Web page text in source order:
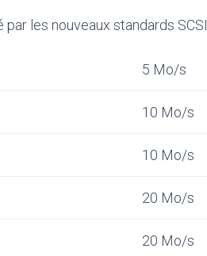
les nouveaux standards SCSI.
5 Mo/s
10 Mo/s
10 Mo/s
20 Mo/s
20 Mo/s